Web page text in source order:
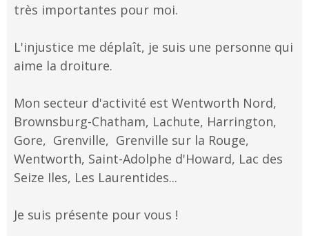
très importantes pour moi.
L'injustice me déplaît, je suis une personne qui
aime la droiture.
Mon secteur d'activité est Wentworth Nord,
Brownsburg-Chatham, Lachute, Harrington,
Gore, Grenville, Grenville sur la Rouge,
Wentworth, Saint-Adolphe d'Howard, Lac des
Seize Iles, Les Laurentides...
Je suis présente pour vous !